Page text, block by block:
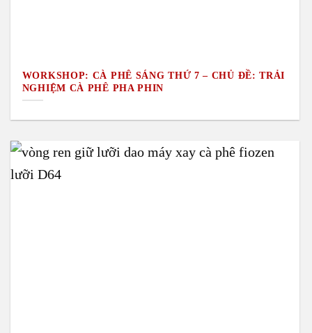
WORKSHOP: CÀ PHÊ SÁNG THỨ 7 – CHỦ ĐỀ: TRẢI
NGHIỆM CÀ PHÊ PHA PHIN